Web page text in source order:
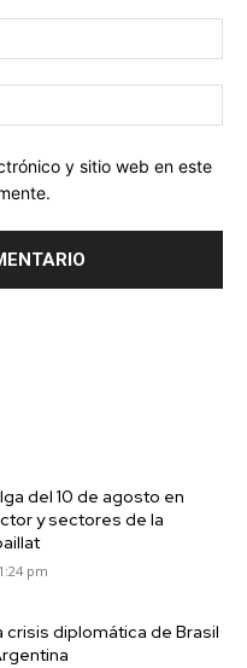
y sitio web en este
del 10 de agosto en
y sectores de la
pm
crisis diplomática de Brasil